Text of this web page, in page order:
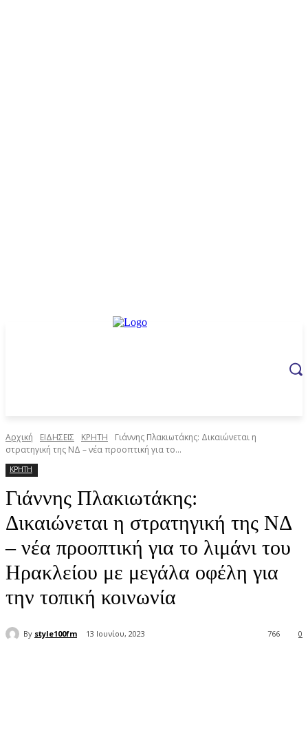
Αρχική ΕΙΔΗΣΕΙΣ ΚΡΗΤΗ
Γιάννης Πλακιωτάκης: Δικαιώνεται η
στρατηγική της ΝΔ – νέα προοπτική για το...
ΚΡΗΤΗ
Γιάννης Πλακιωτάκης:
Δικαιώνεται η στρατηγική της ΝΔ
– νέα προοπτική για το λιμάνι του
Ηρακλείου με μεγάλα οφέλη για
την τοπική κοινωνία
By style100fm 13 Ιουνίου, 2023 0
766